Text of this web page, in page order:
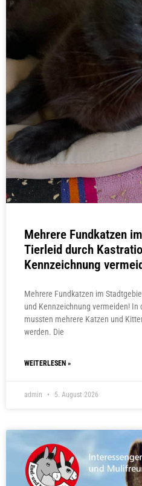
Mehrere Fundkatzen
Tierleid durch
Kennzeichnung
Mehrere Fundkatzen im
und Kennzeichnung vermeiden! In
mussten mehrere Katzen und
werden. Die
WEITERLESEN »
admin 5. August 2026